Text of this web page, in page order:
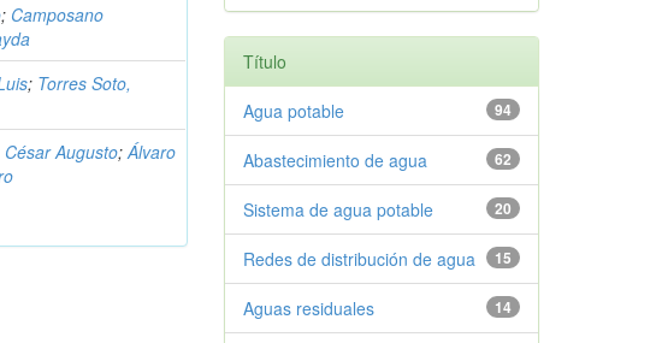
; Camposano
; Torres Soto,
Augusto;Álvaro
Título
94
Agua potable
62
Abastecimiento de agua
20
Sistema de agua potable
15
Redes de distribución de agua
14
Aguas residuales